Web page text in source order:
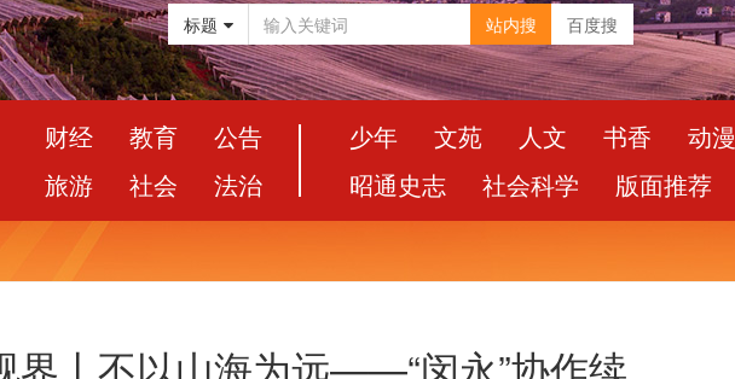
标题 站内搜 百度搜
财经 教育
公告
旅游
社会 法治
少年 文苑 人文 书香
动漫
昭通史志
社会科学 版面推荐
界丨不以山海为远——“闵永”协作续